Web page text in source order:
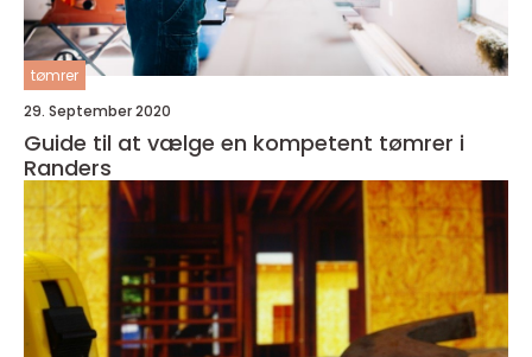
tømrer
29. September 2020
Guide til at vælge en kompetent tømrer i
Randers